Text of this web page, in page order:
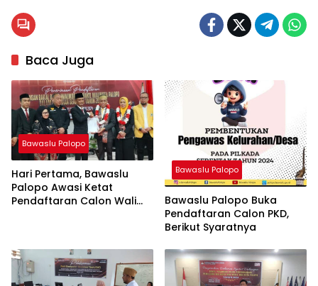
Baca Juga
Bawaslu Palopo
Hari Pertama, Bawaslu
Palopo Awasi Ketat
Pendaftaran Calon Wali
Bawaslu Palopo
Bawaslu Palopo Buka
Pendaftaran Calon PKD,
Berikut Syaratnya